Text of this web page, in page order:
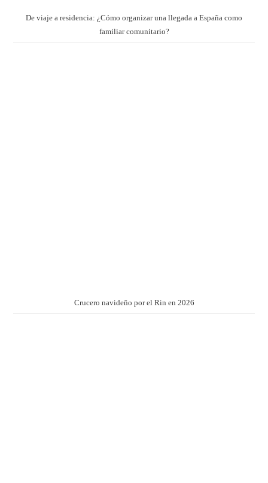
De viaje a residencia: ¿Cómo organizar una llegada a España como
familiar comunitario?
Crucero navideño por el Rin en 2026